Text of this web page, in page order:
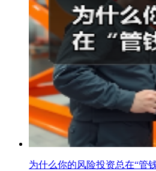
为什么你的风险投资总在“管